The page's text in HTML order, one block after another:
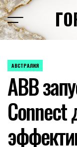
Перейти
к
содержимому
ОПУБЛИКОВАНО
АВСТРАЛИЯ
ABB